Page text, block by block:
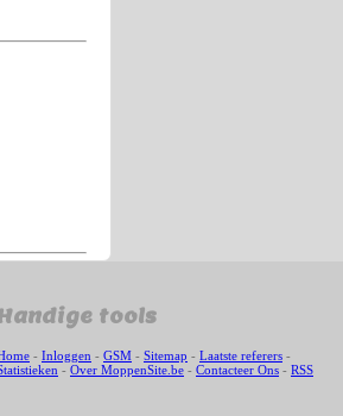
tools
- Inloggen - GSM - Sitemap - Laatste referers -
- Over MoppenSite.be - Contacteer Ons - RSS